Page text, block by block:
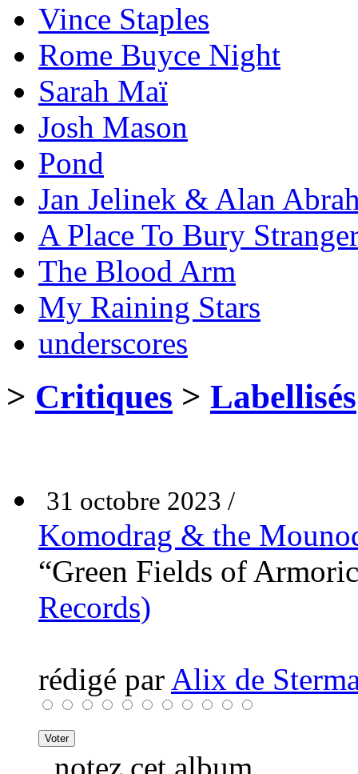
Vince Staples
Rome Buyce Night
Sarah Maï
Josh Mason
Pond
Jan Jelinek & Alan
A Place To Bury
The Blood Arm
My Raining Stars
underscores
> Critiques > Labellisés
31 octobre 2023 /
Komodrag & the
“Green Fields of
Records)
rédigé par Alix de
notez cet album